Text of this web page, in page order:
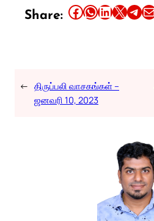
Share: Share this article on Facebook Share this article on WhatsApp Share this article on LinkedIn Share this article on X Share this article on TelegramEmail this Article
← திருப்பலி வாசகங்கள் –
ஜனவரி 10, 2023